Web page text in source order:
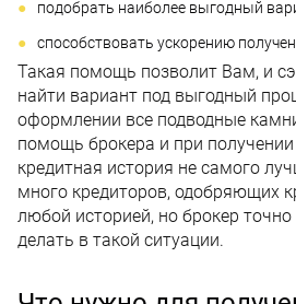
подобрать наиболее выгодный
способствовать ускорению
Такая помощь позволит Вам, и
найти вариант под выгодный
оформлении все подводные
помощь брокера и при получении
кредитная история не самого
много кредиторов, одобряющих
любой историей, но брокер
делать в такой ситуации.